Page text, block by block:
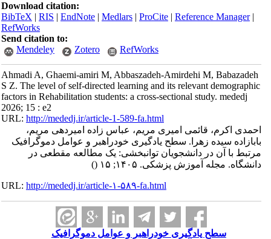
Download citation:
BibTeX|RIS|EndNote|Medlars|ProCite|Reference Manager
RefWorks
Send citation to:
Mendeley
Zotero RefWorks
Ahmadi A, Ghaemi-amiri M, Abbaszadeh-Amirdehi M, Babazadeh
S Z. The level of self-directed learning and its relevant demographic
factors in Rehabilitation students: a cross-sectional study. mededj
2026; 15 : e2
URL:http://mededj.ir/article-1-589-fa.html
احمدی اکرم، قائمی امیری مریم، عباس زاده امیردهی مریم،
بابازاده سیده زهرا. سطح یادگیری خودراهبر و عوامل دموگرافیک
مرتبط با آن در دانشجویان توانبخشی: یک مطالعه مقطعی در
دانشگاه. مجله آموزش پزشکی. ۱۴۰۵; ۱۵
()
URL:http://mededj.ir/article-۱-۵۸۹-fa.html
سطح یادگیری خودراهبر و عوامل دموگرافیک